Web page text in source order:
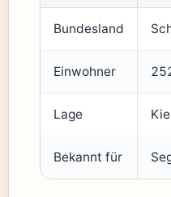
Bundesland
Einwohner
Lage
Bekannt für